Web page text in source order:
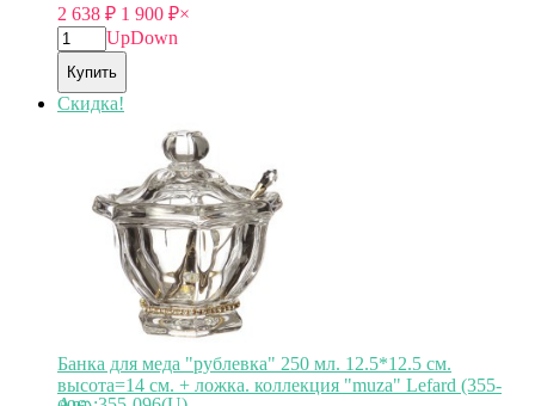
2 638 ₽ 1 900 ₽×
UpDown
Купить
Скидка!
Банка для меда "рублевка" 250 мл. 12.5*12.5 см.
высота=14 см. + ложка. коллекция "muza" Lefard (355-